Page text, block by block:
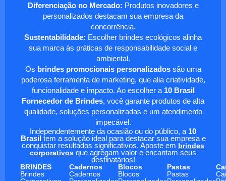
Diferenciação no Mercado: Produtos inovadores e
personalizados destacam sua empresa da
concorrência.
Sustentabilidade: Escolher brindes ecológicos alinha
sua marca às práticas de responsabilidade social e
ambiental.
Os brindes promocionais personalizadossão uma
poderosa ferramenta de marketing, que alia criatividade,
funcionalidade e impacto. Ao escolher a 10 Brasil
Fornecedor de Brindes, você garante produtos de alta
qualidade, soluções personalizadas e um atendimento
impecável.
Independentemente da ocasião ou do público, a 10
Brasil tem a solução ideal para destacar sua empresa e
conquistar resultados significativos. Aposte em brindes
corporativos que agregam valor e encantam seus
destinatários!
BRINDES
Cadernos Blocos Pastas
Brindes
Cadernos
Blocos
Pastas